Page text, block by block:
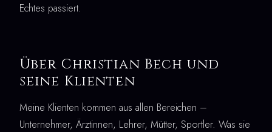
Echtes passiert.
Über Christian Bech und
seine Klienten
Meine Klienten kommen aus allen Bereichen –
Unternehmer, Ärztinnen, Lehrer, Mütter, Sportler. Was sie